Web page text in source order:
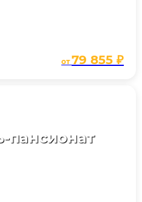
от79 855 ₽
пансионат